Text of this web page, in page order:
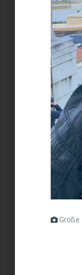
Größe: